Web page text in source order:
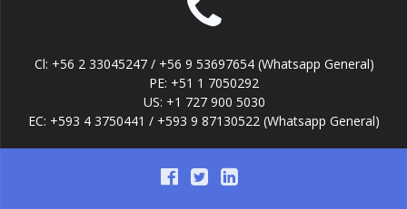
Cl: +56 2 33045247 / +56 9 53697654 (Whatsapp General)
PE: +51 1 7050292
US: +1 727 900 5030
EC: +593 4 3750441 / +593 9 87130522 (Whatsapp General)